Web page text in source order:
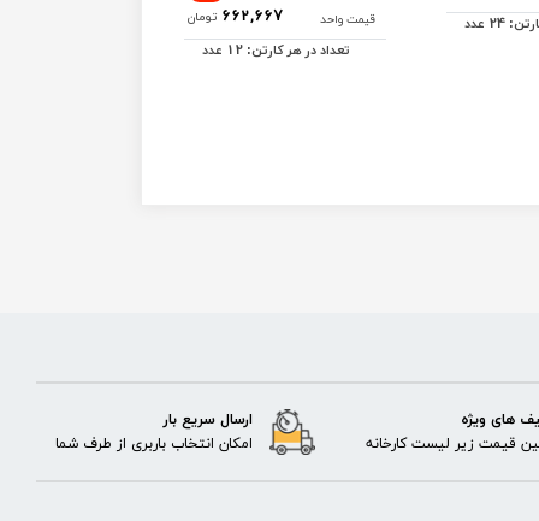
24 عدد قیمت واحد
662,667 تومان
تعداد در هر کارتن: 12 عدد
های ویژه
قیمت زیر لیست کارخانه
ارسال سریع بار
امکان انتخاب باربری از طرف شما